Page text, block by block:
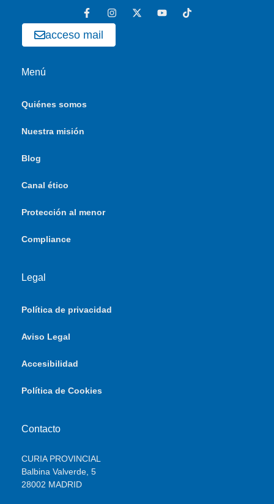
acceso mail
Menú
Quiénes somos
Nuestra misión
Blog
Canal ético
Protección al menor
Compliance
Legal
Política de privacidad
Aviso Legal
Accesibilidad
Política de Cookies
Contacto
CURIA PROVINCIAL
Balbina Valverde, 5
28002 MADRID